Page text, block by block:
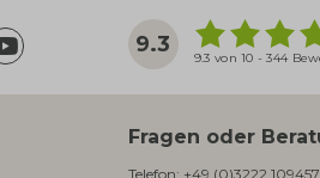
9.3
9.3 von 10 - 344
Fragen oder
Telefon: +49 (0)3222